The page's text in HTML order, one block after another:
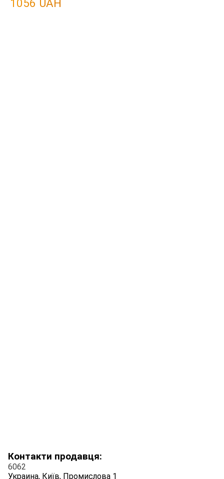
1056 UAH
Контакти продавця:
6062
Украина, Київ, Промислова 1